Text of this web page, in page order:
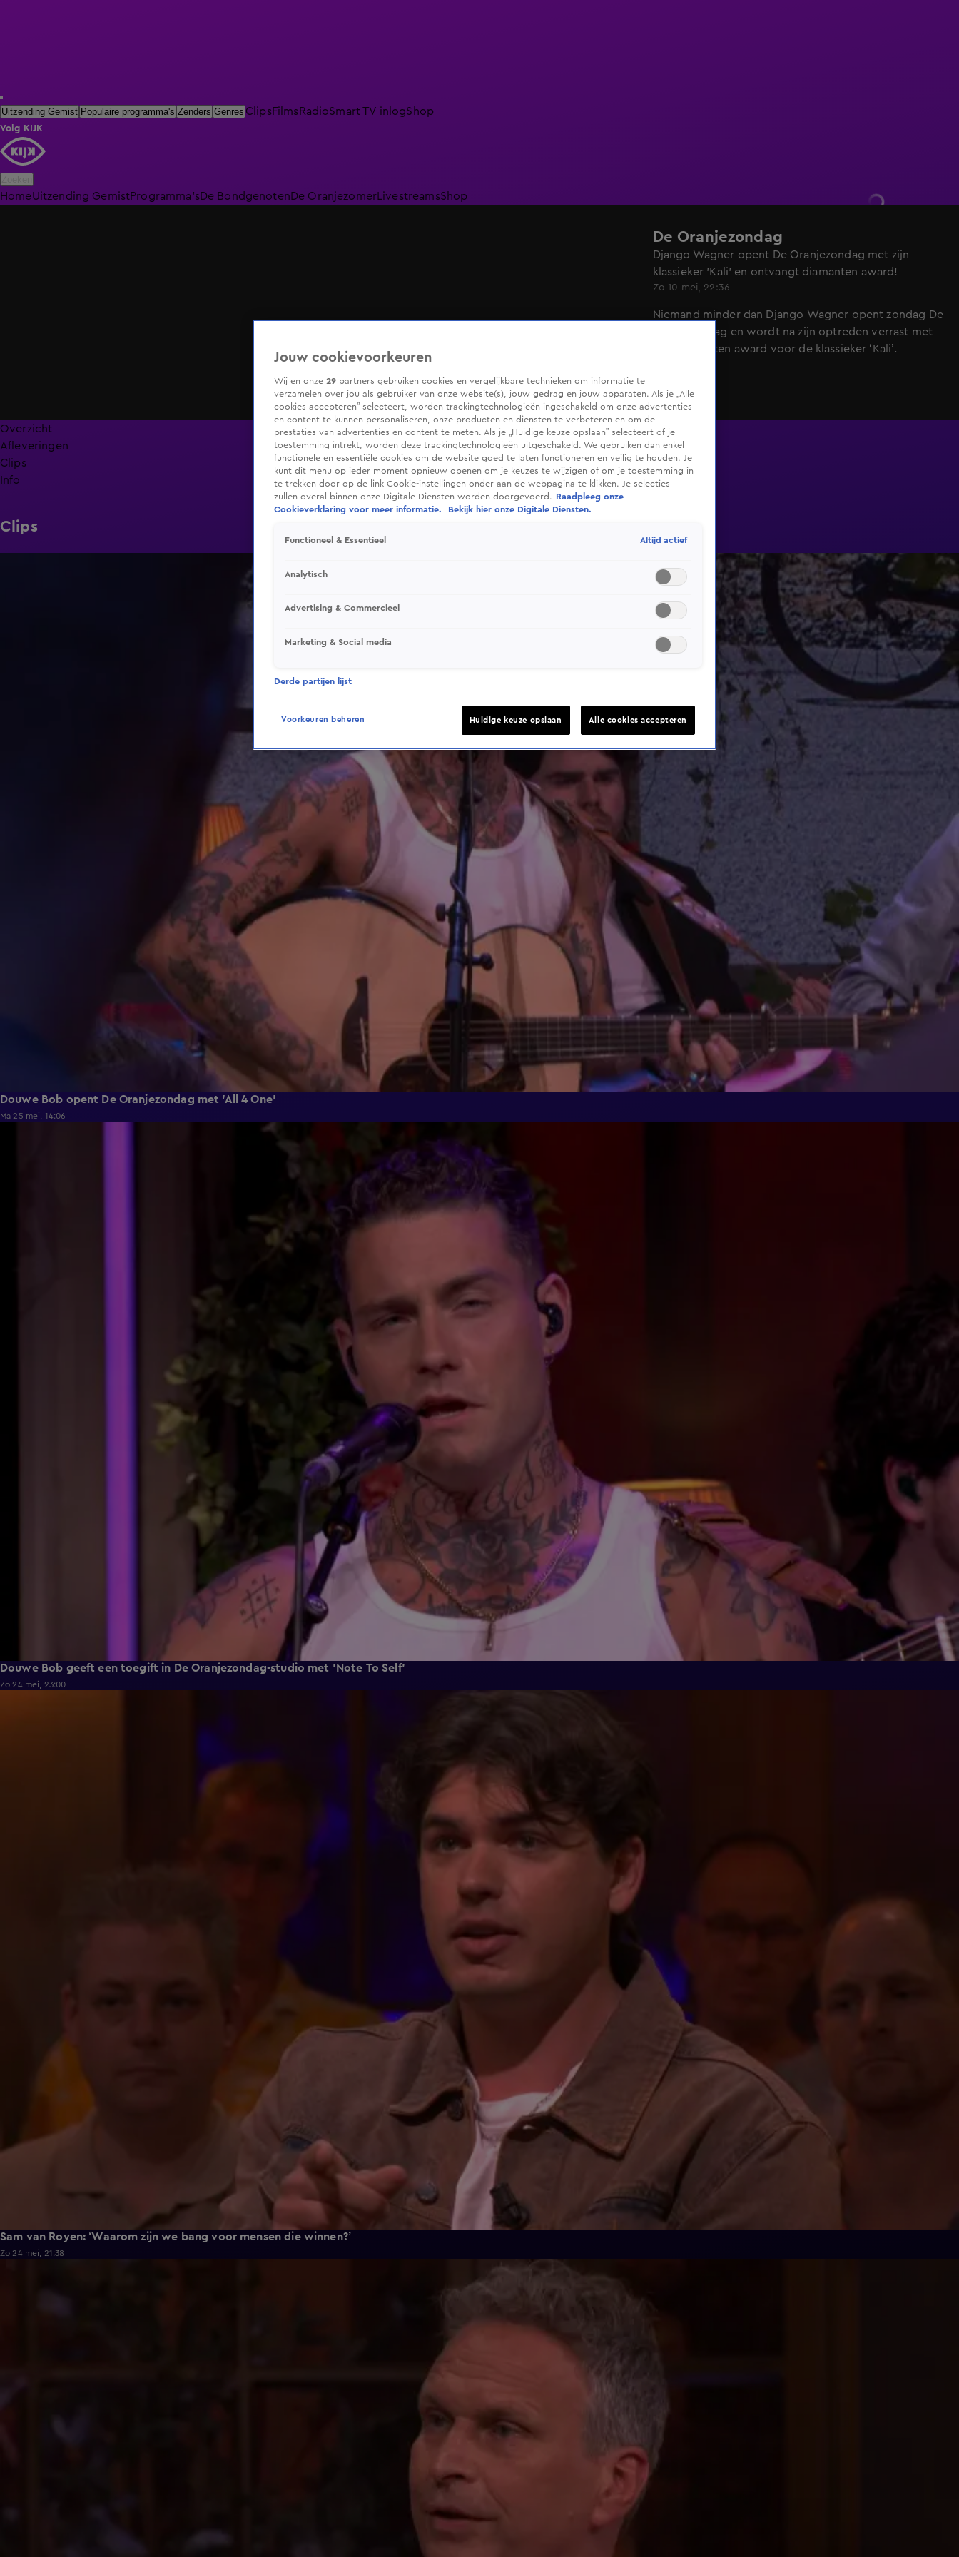
Uitzending Gemist Populaire programma's Zenders Genres ClipsFilmsRadioSmart TV inlogShop
Volg KIJK
HomeUitzending GemistProgramma'sDe BondgenotenDe Oranjezomer LivestreamsShop
De Oranjezondag
Django Wagner opent De Oranjezondag met zijn
klassieker 'Kali' en ontvangt diamanten award!
Zo 10 mei, 22:36
Niemand minder dan Django Wagner opent zondag De
Oranjezondag en wordt na zijn optreden verrast met
een diamanten award voor de klassieker ‘Kali’.
Overzicht
Afleveringen
Clips
Info
Clips
Douwe Bob opent De Oranjezondag met 'All 4 One'
Ma 25 mei, 14:06
Douwe Bob geeft een toegift in De Oranjezondag-studio met 'Note To Self'
Zo 24 mei, 23:00
Sam van Royen: ‘Waarom zijn we bang voor mensen die winnen?’
Zo 24 mei, 21:38
Jouw cookievoorkeuren
Wij en onze 29 partners gebruiken cookies en vergelijkbare technieken om informatie te
verzamelen over jou als gebruiker van onze website(s), jouw gedrag en jouw apparaten. Als je „Alle
cookies accepteren” selecteert, worden trackingtechnologieën ingeschakeld om onze advertenties
en content te kunnen personaliseren, onze producten en diensten te verbeteren en om de
prestaties van advertenties en content te meten. Als je „Huidige keuze opslaan” selecteert of je
toestemming intrekt, worden deze trackingtechnologieën uitgeschakeld. We gebruiken dan enkel
functionele en essentiële cookies om de website goed te laten functioneren en veilig te houden. Je
kunt dit menu op ieder moment opnieuw openen om je keuzes te wijzigen of om je toestemming in
te trekken door op de link Cookie-instellingen onder aan de webpagina te klikken. Je selecties
zullen overal binnen onze Digitale Diensten worden doorgevoerd.
Raadpleeg onze
Cookieverklaring voor meer informatie.
Bekijk hier onze Digitale Diensten.
Functioneel & Essentieel Altijd actief
Analytisch
Advertising & Commercieel
Marketing & Social media
Derde partijen lijst
Voorkeuren beheren Huidige keuze opslaan Alle cookies accepteren